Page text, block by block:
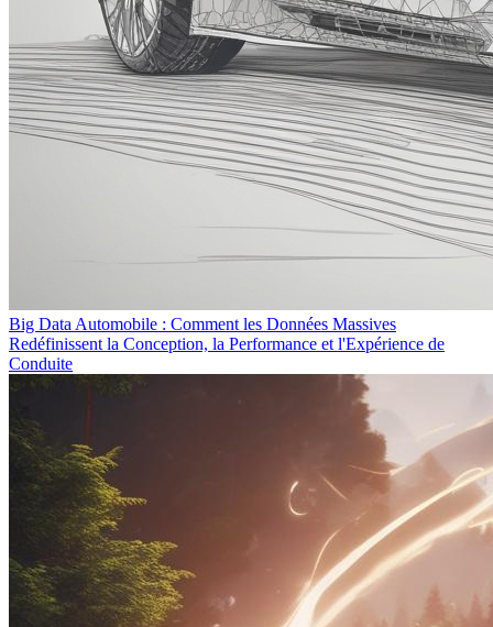
Big Data Automobile : Comment les Données Massives
Redéfinissent la Conception, la Performance et l'Expérience de
Conduite